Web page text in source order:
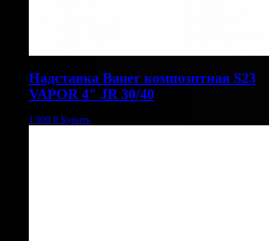
Надставка Bauer композитная S23
VAPOR 4″ JR 30/40
1 990 Р Купить